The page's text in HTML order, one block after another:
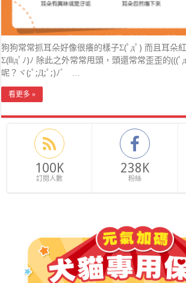
狗狗常常抓耳朵好像很癢的樣子Σ(ﾟдﾟ) 而且耳朵
Σ(lliдﾟﾉ)ﾉ 除此之外常常甩頭，頭還常常歪歪的(((ﾟ
呢？ヾ(;ﾟ;Д;ﾟ;)ﾉﾞ …
看更多 »
100K
訂閱人數
238K
粉絲